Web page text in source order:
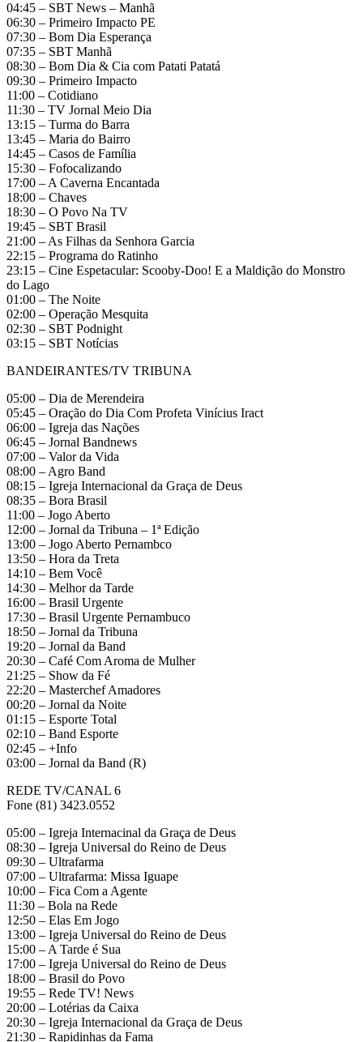
04:45 – SBT News – Manhã
06:30 – Primeiro Impacto PE
07:30 – Bom Dia Esperança
07:35 – SBT Manhã
08:30 – Bom Dia & Cia com Patati Patatá
09:30 – Primeiro Impacto
11:00 – Cotidiano
11:30 – TV Jornal Meio Dia
13:15 – Turma do Barra
13:45 – Maria do Bairro
14:45 – Casos de Família
15:30 – Fofocalizando
17:00 – A Caverna Encantada
18:00 – Chaves
18:30 – O Povo Na TV
19:45 – SBT Brasil
21:00 – As Filhas da Senhora Garcia
22:15 – Programa do Ratinho
23:15 – Cine Espetacular: Scooby-Doo! E a Maldição do Monstro
do Lago
01:00 – The Noite
02:00 – Operação Mesquita
02:30 – SBT Podnight
03:15 – SBT Notícias
BANDEIRANTES/TV TRIBUNA
05:00 – Dia de Merendeira
05:45 – Oração do Dia Com Profeta Vinícius Iract
06:00 – Igreja das Nações
06:45 – Jornal Bandnews
07:00 – Valor da Vida
08:00 – Agro Band
08:15 – Igreja Internacional da Graça de Deus
08:35 – Bora Brasil
11:00 – Jogo Aberto
12:00 – Jornal da Tribuna – 1ª Edição
13:00 – Jogo Aberto Pernambco
13:50 – Hora da Treta
14:10 – Bem Você
14:30 – Melhor da Tarde
16:00 – Brasil Urgente
17:30 – Brasil Urgente Pernambuco
18:50 – Jornal da Tribuna
19:20 – Jornal da Band
20:30 – Café Com Aroma de Mulher
21:25 – Show da Fé
22:20 – Masterchef Amadores
00:20 – Jornal da Noite
01:15 – Esporte Total
02:10 – Band Esporte
02:45 – +Info
03:00 – Jornal da Band (R)
REDE TV/CANAL 6
Fone (81) 3423.0552
05:00 – Igreja Internacinal da Graça de Deus
08:30 – Igreja Universal do Reino de Deus
09:30 – Ultrafarma
07:00 – Ultrafarma: Missa Iguape
10:00 – Fica Com a Agente
11:30 – Bola na Rede
12:50 – Elas Em Jogo
13:00 – Igreja Universal do Reino de Deus
15:00 – A Tarde é Sua
17:00 – Igreja Universal do Reino de Deus
18:00 – Brasil do Povo
19:55 – Rede TV! News
20:00 – Lotérias da Caixa
20:30 – Igreja Internacional da Graça de Deus
21:30 – Rapidinhas da Fama